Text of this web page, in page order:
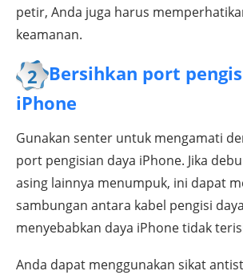
petir, Anda juga harus
keamanan.
2 Bersihkan port
iPhone
Gunakan senter untuk mengamati
port pengisian daya iPhone. Jika
asing lainnya menumpuk, ini dapat
sambungan antara kabel pengisi
menyebabkan daya iPhone tidak
Anda dapat menggunakan sikat